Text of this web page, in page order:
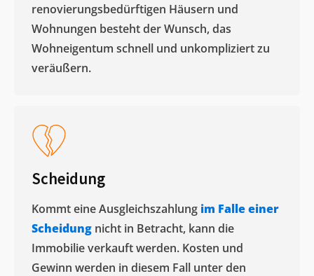
renovierungsbedürftigen Häusern und
Wohnungen besteht der Wunsch, das
Wohneigentum schnell und unkompliziert zu
veräußern. ​
Scheidung
Kommt eine Ausgleichszahlung im Falle einer
Scheidung nicht in Betracht, kann die
Immobilie verkauft werden. Kosten und
Gewinn werden in diesem Fall unter den